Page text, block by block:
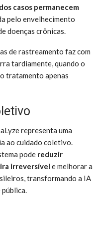
casos permanecem
pelo envelhecimento
doenças crônicas.
de rastreamento faz com
tardiamente, quando o
tratamento apenas
representa uma
ao cuidado coletivo.
pode reduzir
irreversível e melhorar a
transformando a IA
pública.